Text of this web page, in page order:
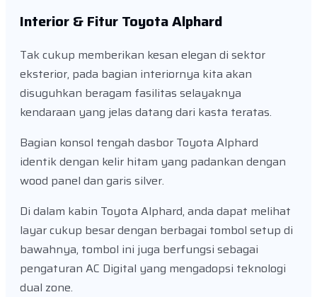
Interior & Fitur Toyota Alphard
Tak cukup memberikan kesan elegan di sektor
eksterior, pada bagian interiornya kita akan
disuguhkan beragam fasilitas selayaknya
kendaraan yang jelas datang dari kasta teratas.
Bagian konsol tengah dasbor Toyota Alphard
identik dengan kelir hitam yang padankan dengan
wood panel dan garis silver.
Di dalam kabin Toyota Alphard, anda dapat melihat
layar cukup besar dengan berbagai tombol setup di
bawahnya, tombol ini juga berfungsi sebagai
pengaturan AC Digital yang mengadopsi teknologi
dual zone.